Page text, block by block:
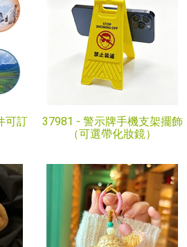
可訂
37981 - 警示牌手機支架擺飾
（可選帶化妝鏡）